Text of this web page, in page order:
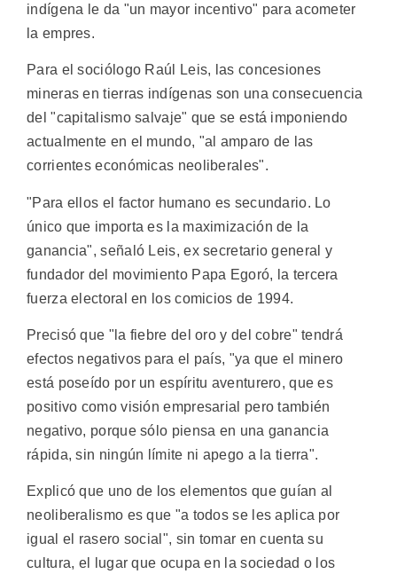
indígena le da "un mayor incentivo" para acometer
la empres.
Para el sociólogo Raúl Leis, las concesiones
mineras en tierras indígenas son una consecuencia
del "capitalismo salvaje" que se está imponiendo
actualmente en el mundo, "al amparo de las
corrientes económicas neoliberales".
"Para ellos el factor humano es secundario. Lo
único que importa es la maximización de la
ganancia", señaló Leis, ex secretario general y
fundador del movimiento Papa Egoró, la tercera
fuerza electoral en los comicios de 1994.
Precisó que "la fiebre del oro y del cobre" tendrá
efectos negativos para el país, "ya que el minero
está poseído por un espíritu aventurero, que es
positivo como visión empresarial pero también
negativo, porque sólo piensa en una ganancia
rápida, sin ningún límite ni apego a la tierra".
Explicó que uno de los elementos que guían al
neoliberalismo es que "a todos se les aplica por
igual el rasero social", sin tomar en cuenta su
cultura, el lugar que ocupa en la sociedad o los